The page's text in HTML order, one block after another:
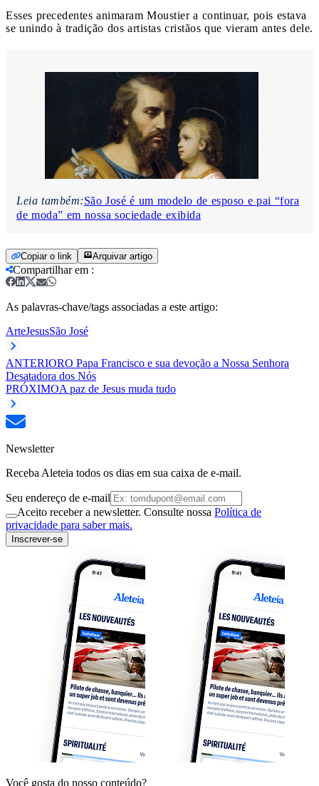
Esses precedentes animaram Moustier a continuar, pois estava
se unindo à tradição dos artistas cristãos que vieram antes dele.
Leia também:São José é um modelo de esposo e pai “fora
de moda” em nossa sociedade exibida
Copiar o link Arquivar artigo
Compartilhar em :
As palavras-chave/tags associadas a este artigo:
ArteJesusSão José
ANTERIORO Papa Francisco e sua devoção a Nossa Senhora
Desatadora dos Nós
PRÓXIMOA paz de Jesus muda tudo
Newsletter
Receba Aleteia todos os dias em sua caixa de e-mail.
Seu endereço de e-mail
Aceito receber a newsletter. Consulte nossa Política de
privacidade para saber mais.
Inscrever-se
Você gosta do nosso conteúdo?